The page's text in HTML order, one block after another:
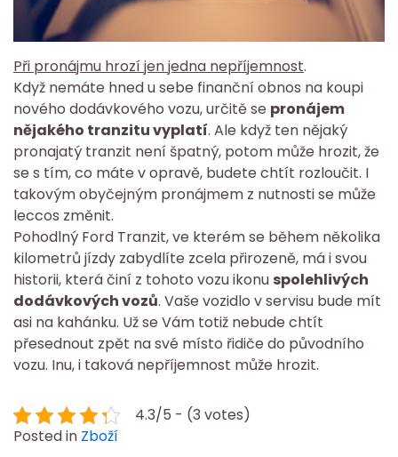
Při pronájmu hrozí jen jedna nepříjemnost.
Když nemáte hned u sebe finanční obnos na koupi
nového dodávkového vozu, určitě se pronájem
nějakého tranzitu vyplatí. Ale když ten nějaký
pronajatý tranzit není špatný, potom může hrozit, že
se s tím, co máte v opravě, budete chtít rozloučit. I
takovým obyčejným pronájmem z nutnosti se může
leccos změnit.
Pohodlný Ford Tranzit, ve kterém se během několika
kilometrů jízdy zabydlíte zcela přirozeně, má i svou
historii, která činí z tohoto vozu ikonu spolehlivých
dodávkových vozů. Vaše vozidlo v servisu bude mít
asi na kahánku. Už se Vám totiž nebude chtít
přesednout zpět na své místo řidiče do původního
vozu. Inu, i taková nepříjemnost může hrozit.
4.3/5 - (3 votes)
Posted in Zboží